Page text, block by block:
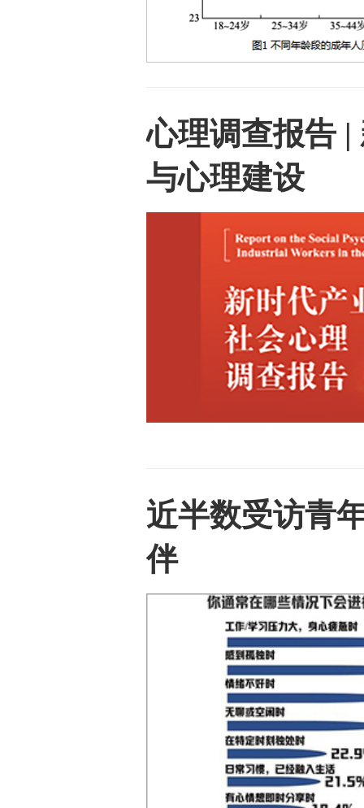
心理调查报告
与心理建设
近半数受访青
伴